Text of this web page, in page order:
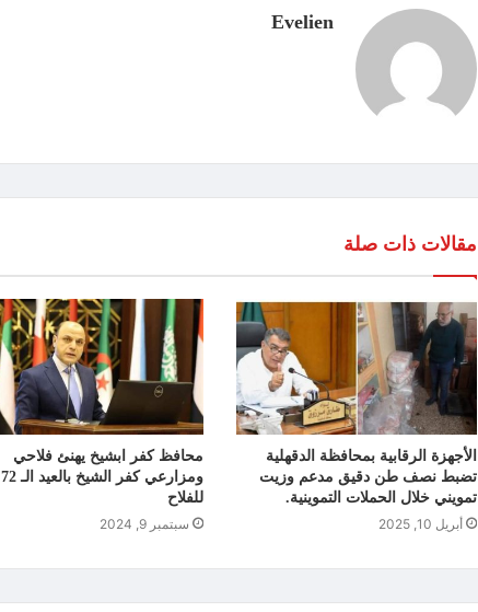
Evelien
مقالات ذات صلة
الأجهزة الرقابية بمحافظة الدقهلية
تضبط نصف طن دقيق مدعم وزيت
تمويني خلال الحملات التموينية.
أبريل 10, 2025
محافظ كفر ابشيخ يهنئ فلاحي
ومزارعي كفر الشيخ بالعيد الـ 72
للفلاح
سبتمبر 9, 2024